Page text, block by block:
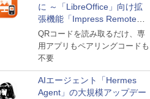
に ～「LibreOffice」向け拡
張機能「Impress Remote」
が公開
QRコードを読み取るだけ、専
用アプリもペアリングコードも
不要
AIエージェント「Hermes
Agent」の大規模アップデー